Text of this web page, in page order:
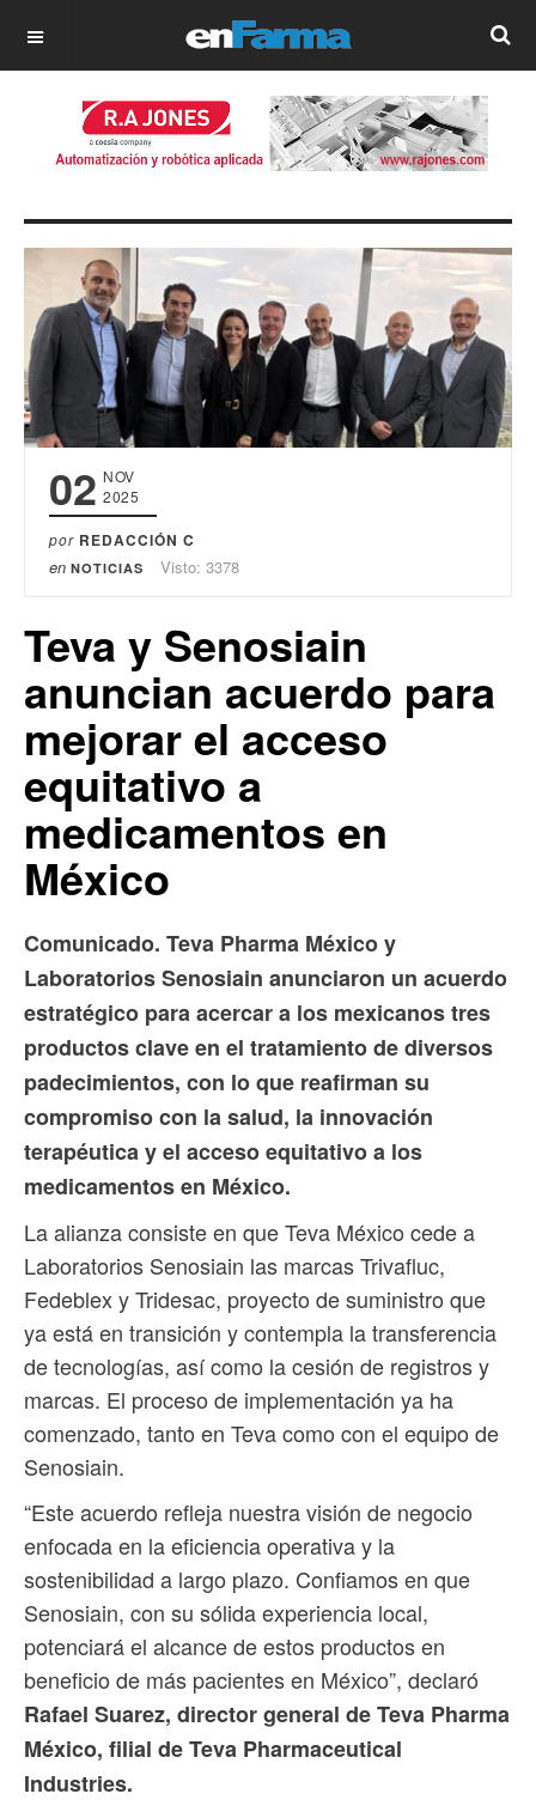
OFF CANVAS
02 NOV
2025
por REDACCIÓN C
en NOTICIAS Visto: 3378
Teva y Senosiain
anuncian acuerdo para
mejorar el acceso
equitativo a
medicamentos en
México
Comunicado. Teva Pharma México y
Laboratorios Senosiain anunciaron un acuerdo
estratégico para acercar a los mexicanos tres
productos clave en el tratamiento de diversos
padecimientos, con lo que reafirman su
compromiso con la salud, la innovación
terapéutica y el acceso equitativo a los
medicamentos en México.
La alianza consiste en que Teva México cede a
Laboratorios Senosiain las marcas Trivafluc,
Fedeblex y Tridesac, proyecto de suministro que
ya está en transición y contempla la transferencia
de tecnologías, así como la cesión de registros y
marcas. El proceso de implementación ya ha
comenzado, tanto en Teva como con el equipo de
Senosiain.
“Este acuerdo refleja nuestra visión de negocio
enfocada en la eficiencia operativa y la
sostenibilidad a largo plazo. Confiamos en que
Senosiain, con su sólida experiencia local,
potenciará el alcance de estos productos en
beneficio de más pacientes en México”, declaró
Rafael Suarez, director general de Teva Pharma
México, filial de Teva Pharmaceutical
Industries.